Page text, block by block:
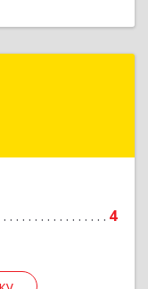
4
округ
Подробнее